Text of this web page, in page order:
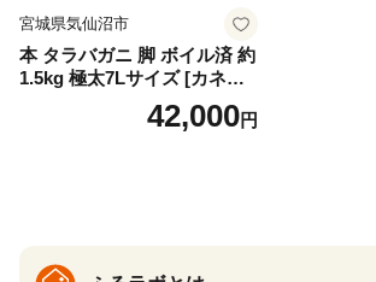
宮城県気仙沼市
本 タラバガニ 脚 ボイル済 約
1.5kg 極太7Lサイズ [カネダ
イ 宮城県 気仙沼市 2056432
6] カニ かに 蟹 たらばがに た
42,000円